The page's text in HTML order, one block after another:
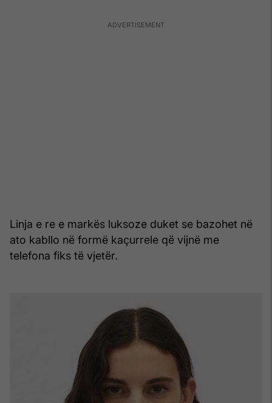
Linja e re e markës luksoze duket se bazohet në
ato kabllo në formë kaçurrele që vijnë me
telefona fiks të vjetër.